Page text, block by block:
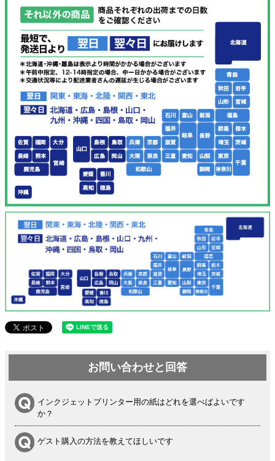
お問い合わせと回答
インクジェットプリンター用の紙はどれを選べばよいです
か？
ゲスト購入の方法を教えてほしいです